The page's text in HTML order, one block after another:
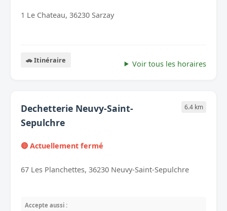
1 Le Chateau, 36230 Sarzay
🚗 Itinéraire Voir tous les horaires
Dechetterie Neuvy-Saint-
Sepulchre
6.4 km
🔴 Actuellement fermé
67 Les Planchettes, 36230 Neuvy-Saint-Sepulchre
Accepte aussi :